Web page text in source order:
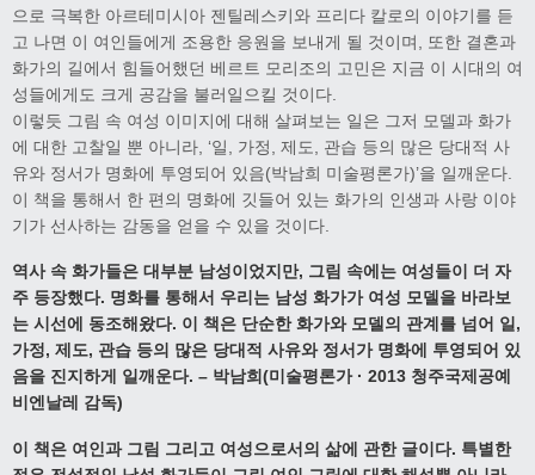
으로 극복한 아르테미시아 젠틸레스키와 프리다 칼로의 이야기를 듣
고 나면 이 여인들에게 조용한 응원을 보내게 될 것이며, 또한 결혼과
화가의 길에서 힘들어했던 베르트 모리조의 고민은 지금 이 시대의 여
성들에게도 크게 공감을 불러일으킬 것이다.
이렇듯 그림 속 여성 이미지에 대해 살펴보는 일은 그저 모델과 화가
에 대한 고찰일 뿐 아니라, ‘일, 가정, 제도, 관습 등의 많은 당대적 사
유와 정서가 명화에 투영되어 있음(박남희 미술평론가)’을 일깨운다.
이 책을 통해서 한 편의 명화에 깃들어 있는 화가의 인생과 사랑 이야
기가 선사하는 감동을 얻을 수 있을 것이다.
역사 속 화가들은 대부분 남성이었지만, 그림 속에는 여성들이 더 자
주 등장했다. 명화를 통해서 우리는 남성 화가가 여성 모델을 바라보
는 시선에 동조해왔다. 이 책은 단순한 화가와 모델의 관계를 넘어 일,
가정, 제도, 관습 등의 많은 당대적 사유와 정서가 명화에 투영되어 있
음을 진지하게 일깨운다. – 박남희(미술평론가 · 2013 청주국제공예
비엔날레 감독)
이 책은 여인과 그림 그리고 여성으로서의 삶에 관한 글이다. 특별한